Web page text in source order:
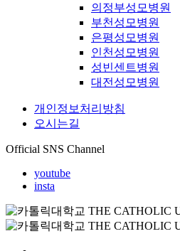
의정부성모병원
부천성모병원
은평성모병원
인천성모병원
성빈센트병원
대전성모병원
개인정보처리방침
오시는길
Official SNS Channel
youtube
insta